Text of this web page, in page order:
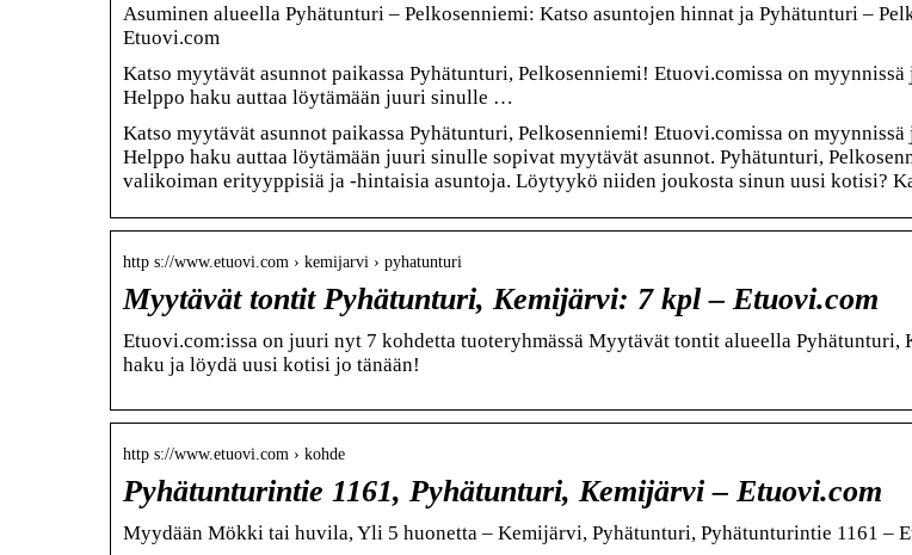
Asuminen alueella Pyhätunturi – Pelkosenniemi: Katso asuntojen hinnat ja Pyhätunturi –
Etuovi.com
Katso myytävät asunnot paikassa Pyhätunturi, Pelkosenniemi! Etuovi.comissa on
Helppo haku auttaa löytämään juuri sinulle …
Katso myytävät asunnot paikassa Pyhätunturi, Pelkosenniemi! Etuovi.comissa on
Helppo haku auttaa löytämään juuri sinulle sopivat myytävät asunnot. Pyhätunturi,
valikoiman erityyppisiä ja -hintaisia asuntoja. Löytyykö niiden joukosta sinun uusi kotisi?
http s://www.etuovi.com › kemijarvi › pyhatunturi
Myytävät tontit Pyhätunturi, Kemijärvi: 7 kpl – Etuovi.com
Etuovi.com:issa on juuri nyt 7 kohdetta tuoteryhmässä Myytävät tontit alueella Pyhätunturi,
haku ja löydä uusi kotisi jo tänään!
http s://www.etuovi.com › kohde
Pyhätunturintie 1161, Pyhätunturi, Kemijärvi – Etuovi.com
Myydään Mökki tai huvila, Yli 5 huonetta – Kemijärvi, Pyhätunturi, Pyhätunturintie 1161 –